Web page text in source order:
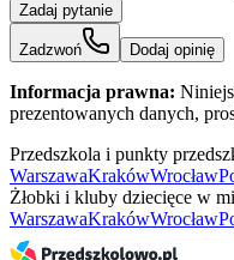
Zadaj pytanie
Zadzwoń Dodaj opinię
Informacja prawna:
prezentowanych danych,
Przedszkola i punkty
WarszawaKrakówWrocław
Żłobki i kluby dziecięce w
WarszawaKrakówWrocław